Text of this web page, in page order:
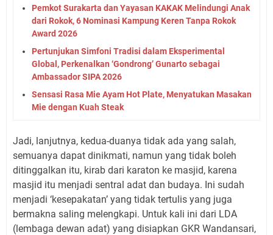
Pemkot Surakarta dan Yayasan KAKAK Melindungi Anak
dari Rokok, 6 Nominasi Kampung Keren Tanpa Rokok
Award 2026
Pertunjukan Simfoni Tradisi dalam Eksperimental
Global, Perkenalkan ‘Gondrong’ Gunarto sebagai
Ambassador SIPA 2026
Sensasi Rasa Mie Ayam Hot Plate, Menyatukan Masakan
Mie dengan Kuah Steak
Jadi, lanjutnya, kedua-duanya tidak ada yang salah,
semuanya dapat dinikmati, namun yang tidak boleh
ditinggalkan itu, kirab dari karaton ke masjid, karena
masjid itu menjadi sentral adat dan budaya. Ini sudah
menjadi ‘kesepakatan’ yang tidak tertulis yang juga
bermakna saling melengkapi. Untuk kali ini dari LDA
(lembaga dewan adat) yang disiapkan GKR Wandansari,